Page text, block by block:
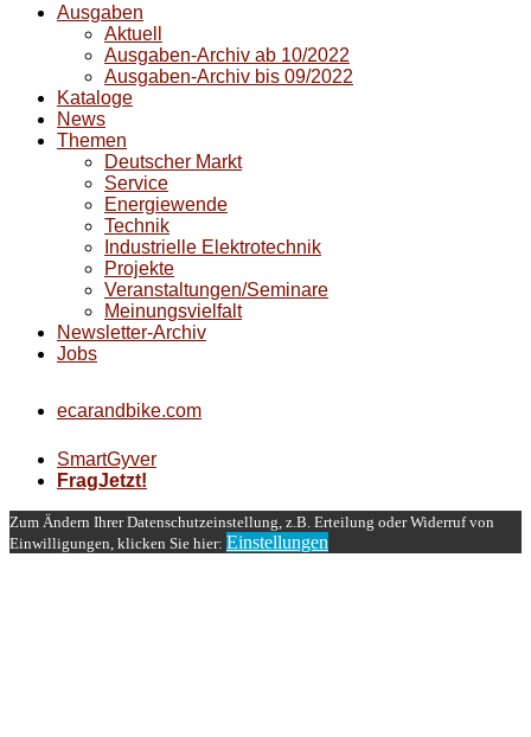
Ausgaben
Aktuell
Ausgaben-Archiv ab 10/2022
Ausgaben-Archiv bis 09/2022
Kataloge
News
Themen
Deutscher Markt
Service
Energiewende
Technik
Industrielle Elektrotechnik
Projekte
Veranstaltungen/Seminare
Meinungsvielfalt
Newsletter-Archiv
Jobs
ecarandbike.com
SmartGyver
FragJetzt!
Zum Ändern Ihrer Datenschutzeinstellung, z.B. Erteilung oder Widerruf von
Einwilligungen, klicken Sie hier: Einstellungen